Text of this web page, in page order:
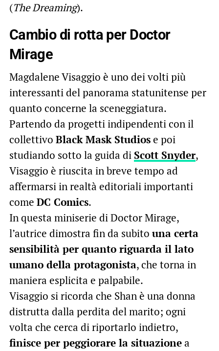
(The Dreaming).
Cambio di rotta per Doctor
Mirage
Magdalene Visaggio è uno dei volti più
interessanti del panorama statunitense per
quanto concerne la sceneggiatura.
Partendo da progetti indipendenti con il
collettivo Black Mask Studiose poi
studiando sotto la guida di Scott Snyder,
Visaggio è riuscita in breve tempo ad
affermarsi in realtà editoriali importanti
come DC Comics.
In questa miniserie di Doctor Mirage,
l’autrice dimostra fin da subito una certa
sensibilità per quanto riguarda il lato
umano della protagonista, che torna in
maniera esplicita e palpabile.
Visaggio si ricorda che Shan è una donna
distrutta dalla perdita del marito; ogni
volta che cerca di riportarlo indietro,
finisce per peggiorare la situazionea